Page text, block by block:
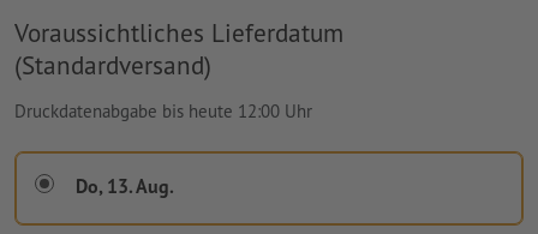
Voraussichtliches Lieferdatum
(Standardversand)
Druckdatenabgabe bis heute 12:00 Uhr
Do, 13. Aug.